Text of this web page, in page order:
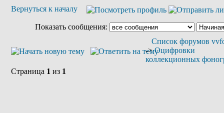
Вернуться к началу
Показать сообщения:
Список форумов
->Оцифровки
коллекционных
Страница 1 из 1